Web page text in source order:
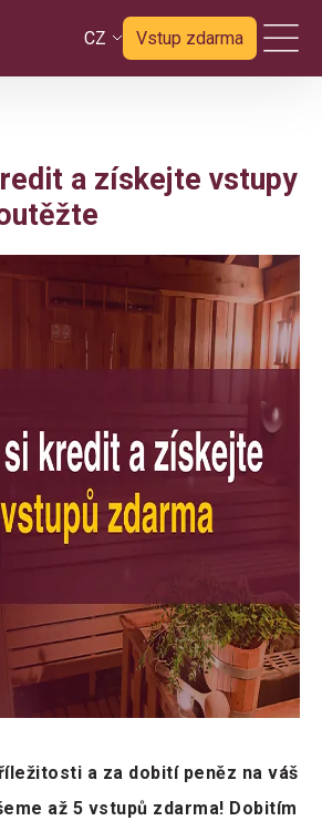
CZ Vstup zdarma
a získejte vstupy
a za dobití peněz na váš
až 5 vstupů zdarma! Dobitím